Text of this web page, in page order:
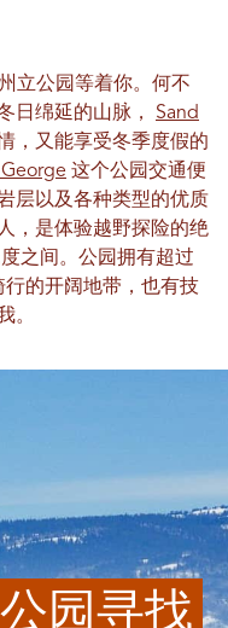
立公园等着你。何不
日绵延的山脉， Sand
，又能享受冬季度假的
George 这个公园交通便
层以及各种类型的优质
，是体验越野探险的绝
之间。公园拥有超过
的开阔地带，也有技
。
园寻找